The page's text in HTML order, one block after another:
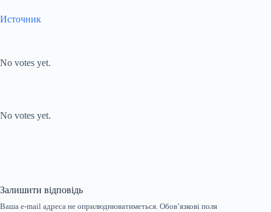
Источник
No votes yet.
No votes yet.
Залишити відповідь
Ваша e-mail адреса не оприлюднюватиметься. Обов’язкові поля